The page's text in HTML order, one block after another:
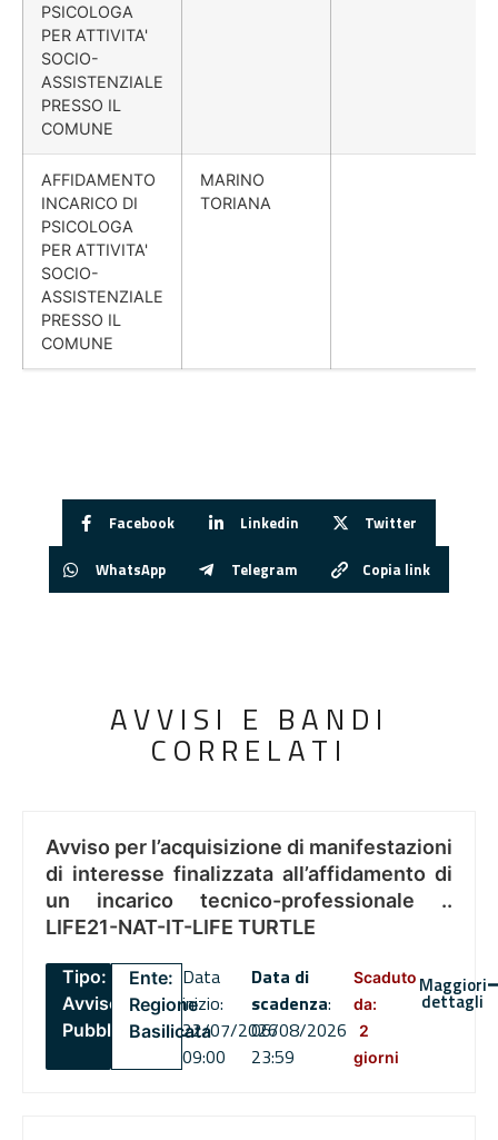
PSICOLOGA
PER ATTIVITA'
SOCIO-
ASSISTENZIALE
PRESSO IL
COMUNE
AFFIDAMENTO
INCARICO DI
PSICOLOGA
PER ATTIVITA'
SOCIO-
ASSISTENZIALE
PRESSO IL
COMUNE
MARINO
TORIANA
Facebook Linkedin Twitter
WhatsApp Telegram Copia link
AVVISI E BANDI
CORRELATI
Avviso per l’acquisizione di manifestazioni
di interesse finalizzata all’affidamento di
un incarico tecnico-professionale ..
LIFE21-NAT-IT-LIFE TURTLE
Tipo:
Avviso
Pubblico
Ente:
Regione
Basilicata
Data
inizio:
22/07/2026
09:00
Data di
scadenza:
06/08/2026
23:59
Scaduto
da:
2
giorni
Maggiori
dettagli